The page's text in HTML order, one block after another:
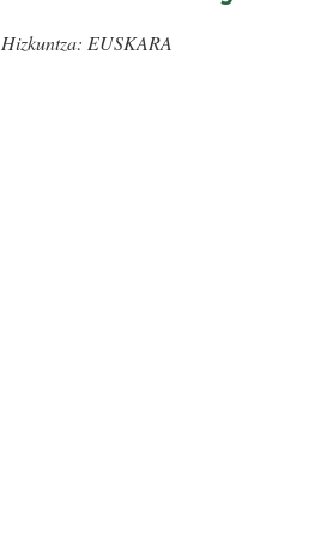
Hizkuntza: EUSKARA